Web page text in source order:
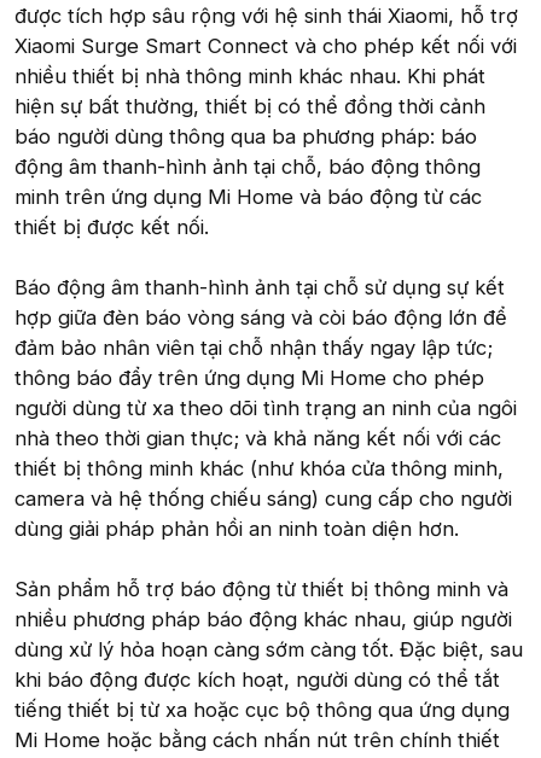
được tích hợp sâu rộng với hệ sinh thái Xiaomi, hỗ trợ
Xiaomi Surge Smart Connect và cho phép kết nối với
nhiều thiết bị nhà thông minh khác nhau. Khi phát
hiện sự bất thường, thiết bị có thể đồng thời cảnh
báo người dùng thông qua ba phương pháp: báo
động âm thanh-hình ảnh tại chỗ, báo động thông
minh trên ứng dụng Mi Home và báo động từ các
thiết bị được kết nối.
Báo động âm thanh-hình ảnh tại chỗ sử dụng sự kết
hợp giữa đèn báo vòng sáng và còi báo động lớn để
đảm bảo nhân viên tại chỗ nhận thấy ngay lập tức;
thông báo đẩy trên ứng dụng Mi Home cho phép
người dùng từ xa theo dõi tình trạng an ninh của ngôi
nhà theo thời gian thực; và khả năng kết nối với các
thiết bị thông minh khác (như khóa cửa thông minh,
camera và hệ thống chiếu sáng) cung cấp cho người
dùng giải pháp phản hồi an ninh toàn diện hơn.
Sản phẩm hỗ trợ báo động từ thiết bị thông minh và
nhiều phương pháp báo động khác nhau, giúp người
dùng xử lý hỏa hoạn càng sớm càng tốt. Đặc biệt, sau
khi báo động được kích hoạt, người dùng có thể tắt
tiếng thiết bị từ xa hoặc cục bộ thông qua ứng dụng
Mi Home hoặc bằng cách nhấn nút trên chính thiết